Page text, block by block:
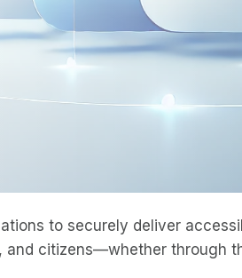
to securely deliver
and citizens—whether through